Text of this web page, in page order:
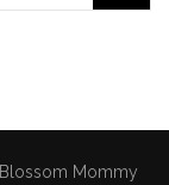
Blossom Mommy